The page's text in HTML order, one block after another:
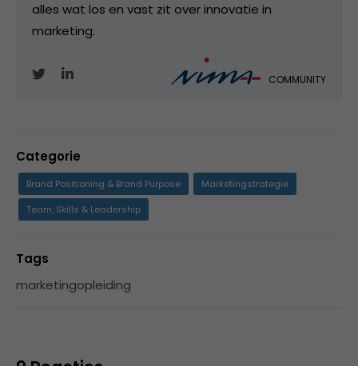
alles wat los en vast zit over innovatie in
marketing.
COMMUNITY
Categorie
Brand Positioning & Brand Purpose
Marketingstrategie
Team, Skills & Leadership
Tags
marketingopleiding